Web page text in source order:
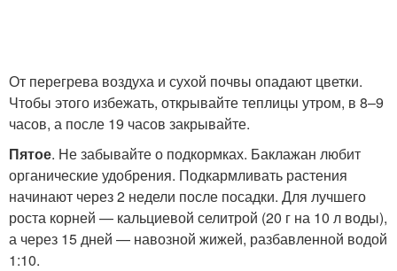
От перегрева воздуха и сухой почвы опадают цветки.
Чтобы этого избежать, открывайте теплицы утром, в 8–9
часов, а после 19 часов закрывайте.
Пятое. Не забывайте о подкормках. Баклажан любит
органические удобрения. Подкармливать растения
начинают через 2 недели после посадки. Для лучшего
роста корней — кальциевой селитрой (20 г на 10 л воды),
а через 15 дней — навозной жижей, разбавленной водой
1:10.